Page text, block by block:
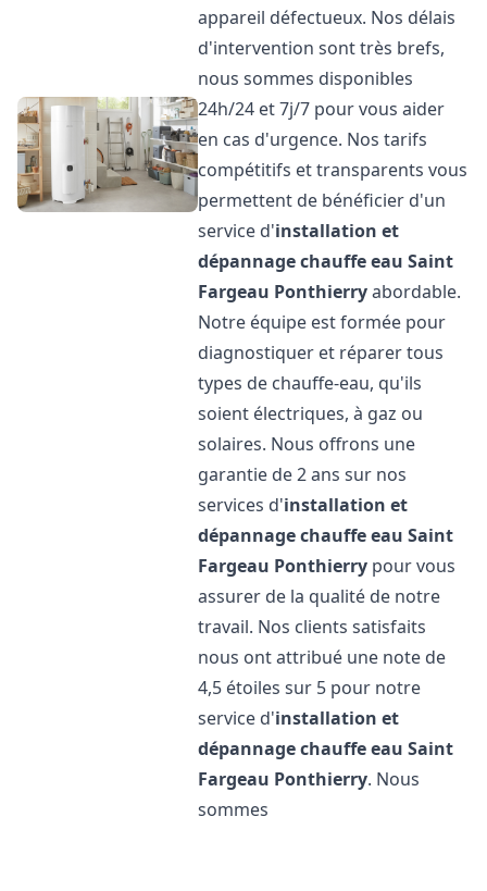
appareil défectueux. Nos délais
d'intervention sont très brefs,
nous sommes disponibles
24h/24 et 7j/7 pour vous aider
en cas d'urgence. Nos tarifs
compétitifs et transparents vous
permettent de bénéficier d'un
service d'installation et
dépannage chauffe eau Saint
Fargeau Ponthierryabordable.
Notre équipe est formée pour
diagnostiquer et réparer tous
types de chauffe-eau, qu'ils
soient électriques, à gaz ou
solaires. Nous offrons une
garantie de 2 ans sur nos
services d'installation et
dépannage chauffe eau Saint
Fargeau Ponthierry pour vous
assurer de la qualité de notre
travail. Nos clients satisfaits
nous ont attribué une note de
4,5 étoiles sur 5 pour notre
service d'installation et
dépannage chauffe eau Saint
Fargeau Ponthierry. Nous
sommes